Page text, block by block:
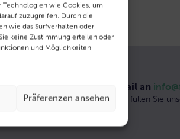
wie Cookies, um
zuzugreifen. Durch die
wie das Surfverhalten oder
keine Zustimmung erteilen oder
und Möglichkeiten
Präferenzen ansehen
E-Mail an
Oder füllen Sie